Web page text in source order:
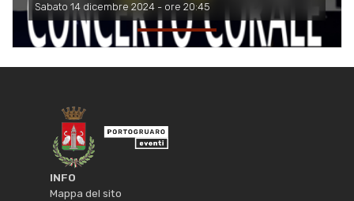
Sabato 14 dicembre 2024 - ore 20:45
INFO
Mappa del sito